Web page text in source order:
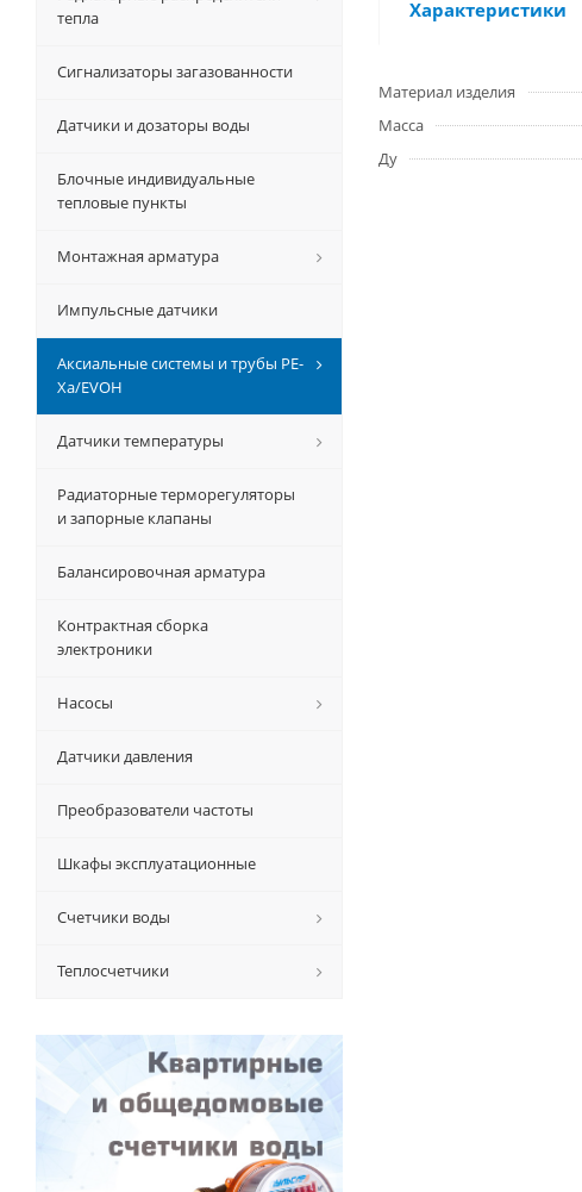
Характеристики
Материал изделия
Масса
Ду
тепла
Сигнализаторы загазованности
Датчики и дозаторы воды
Блочные индивидуальные
тепловые пункты
Монтажная арматура
Импульсные датчики
Аксиальные системы и трубы РЕ-
Ха/EVOH
Датчики температуры
Радиаторные терморегуляторы
и запорные клапаны
Балансировочная арматура
Контрактная сборка
электроники
Насосы
Датчики давления
Преобразователи частоты
Шкафы эксплуатационные
Счетчики воды
Теплосчетчики